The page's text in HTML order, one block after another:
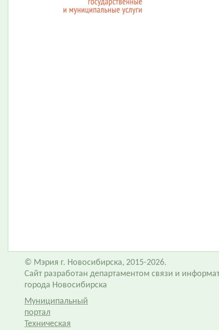
© Мэрия г. Новосибирска, 2015-2026.
Сайт разработан департаментом связи и
города Новосибирска
Муниципальный
портал
Техническая